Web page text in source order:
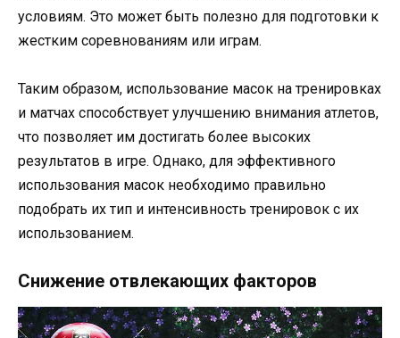
условиям. Это может быть полезно для подготовки к
жестким соревнованиям или играм.
Таким образом, использование масок на тренировках
и матчах способствует улучшению внимания атлетов,
что позволяет им достигать более высоких
результатов в игре. Однако, для эффективного
использования масок необходимо правильно
подобрать их тип и интенсивность тренировок с их
использованием.
Снижение отвлекающих факторов